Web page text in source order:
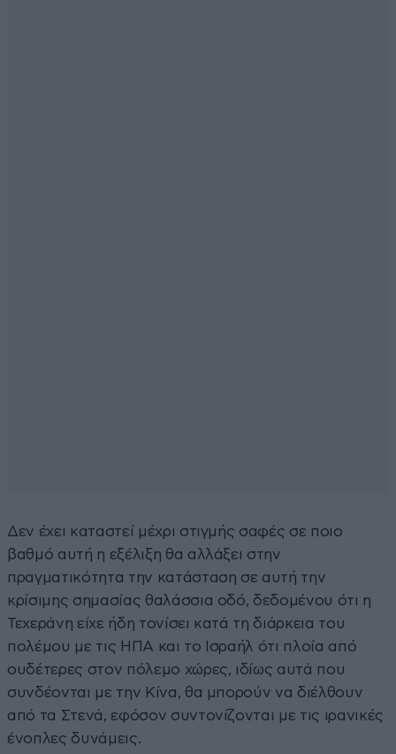
Δεν έχει καταστεί μέχρι στιγμής σαφές σε ποιο
βαθμό αυτή η εξέλιξη θα αλλάξει στην
πραγματικότητα την κατάσταση σε αυτή την
κρίσιμης σημασίας θαλάσσια οδό, δεδομένου ότι η
Τεχεράνη είχε ήδη τονίσει κατά τη διάρκεια του
πολέμου με τις ΗΠΑ και το Ισραήλ ότι πλοία από
ουδέτερες στον πόλεμο χώρες, ιδίως αυτά που
συνδέονται με την Κίνα, θα μπορούν να διέλθουν
από τα Στενά, εφόσον συντονίζονται με τις ιρανικές
ένοπλες δυνάμεις.